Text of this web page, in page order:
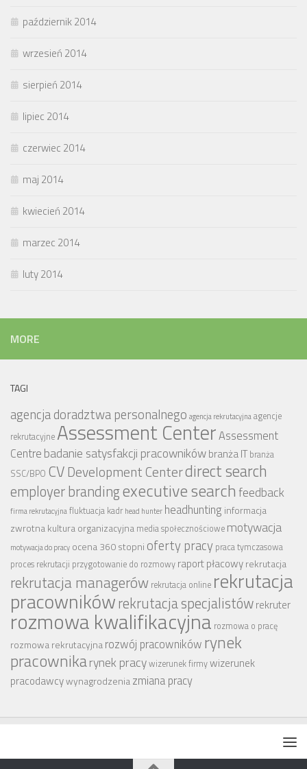
październik 2014
wrzesień 2014
sierpień 2014
lipiec 2014
czerwiec 2014
maj 2014
kwiecień 2014
marzec 2014
luty 2014
MORE
TAGI
agencja doradztwa personalnego agencja rekrutacyjnaagencje
rekrutacyjne Assessment CenterAssessment
Centre badanie satysfakcji pracownikówbranża IT branża
SSC/BPO CV Development Centerdirect search
employer brandingexecutive searchfeedback
firma rekrutacyjnafluktuacja kadr head hunter headhunting informacja
zwrotnakultura organizacyjna media społecznościowe motywacja
motywacja do pracy ocena 360 stopni oferty pracy praca tymczasowa
proces rekrutacji przygotowanie do rozmowy raport płacowyrekrutacja
rekrutacja managerów rekrutacja online rekrutacja
pracownikówrekrutacja specjalistówrekruter
rozmowa kwalifikacyjna rozmowa o pracę
rozmowa rekrutacyjnarozwój pracowników rynek
pracownikarynek pracywizerunek firmywizerunek
pracodawcywynagrodzeniazmiana pracy